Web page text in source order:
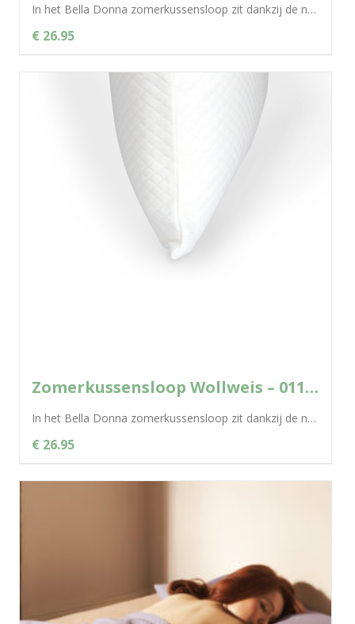
In het Bella Donna zomerkussensloop zit dankzij de natuurlijke cellulosevezel Tencel® een uitgekiend klimaatconcept voor een aangenaam en droog slaapklimaat. De fantastische...
€ 26.95
Zomerkussensloop Wollweis – 0114 Bella Donna
In het Bella Donna zomerkussensloop zit dankzij de natuurlijke cellulosevezel Tencel® een uitgekiend klimaatconcept voor een aangenaam en droog slaapklimaat. De fantastische...
€ 26.95